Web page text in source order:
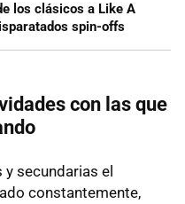
los clásicos a Like A
spin-offs
con las que
secundarias el
constantemente,